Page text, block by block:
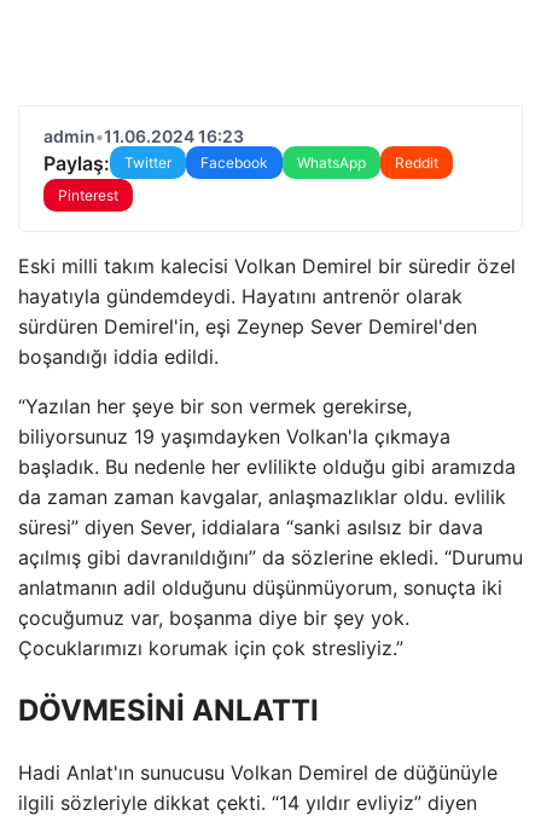
admin•11.06.2024 16:23
Paylaş: Twitter Facebook WhatsApp
Reddit
Pinterest
Eski milli takım kalecisi Volkan Demirel bir süredir özel
hayatıyla gündemdeydi. Hayatını antrenör olarak
sürdüren Demirel'in, eşi Zeynep Sever Demirel'den
boşandığı iddia edildi.
“Yazılan her şeye bir son vermek gerekirse,
biliyorsunuz 19 yaşımdayken Volkan'la çıkmaya
başladık. Bu nedenle her evlilikte olduğu gibi aramızda
da zaman zaman kavgalar, anlaşmazlıklar oldu. evlilik
süresi” diyen Sever, iddialara “sanki asılsız bir dava
açılmış gibi davranıldığını” da sözlerine ekledi. “Durumu
anlatmanın adil olduğunu düşünmüyorum, sonuçta iki
çocuğumuz var, boşanma diye bir şey yok.
Çocuklarımızı korumak için çok stresliyiz.”
DÖVMESİNİ ANLATTI
Hadi Anlat'ın sunucusu Volkan Demirel de düğünüyle
ilgili sözleriyle dikkat çekti. “14 yıldır evliyiz” diyen